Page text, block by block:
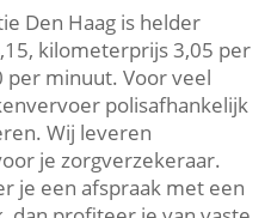
Den Haag is helder
kilometerprijs 3,05 per
minuut. Voor veel
polisafhankelijk
Wij leveren
je zorgverzekeraar.
je een afspraak met een